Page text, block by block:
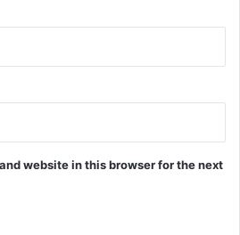
website in this browser for the next